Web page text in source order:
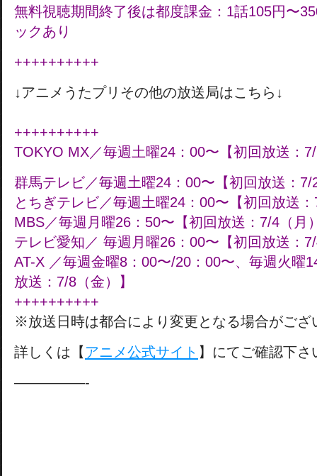
無料視聴期間終了後は都度課金：1話105円〜
ックあり
++++++++++
↓アニメうたプリその他の放送局はこちら↓
++++++++++
TOKYO MX／毎週土曜24：00〜【初回放送：
群馬テレビ／毎週土曜24：00〜【初回放送：7/
とちぎテレビ／毎週土曜24：00〜【初回放送
MBS／毎週月曜26：50〜【初回放送：7/4（月
テレビ愛知／ 毎週月曜26：00〜【初回放送：
AT-X ／毎週金曜8：00〜/20：00〜、毎週火曜
放送：7/8（金）】
++++++++++
※放送日時は都合により変更となる場合がござ
詳しくは【 アニメ公式サイト 】にてご確認下さ
—————-